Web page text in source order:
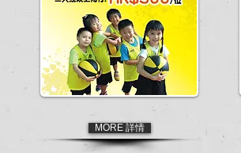
MORE 詳情